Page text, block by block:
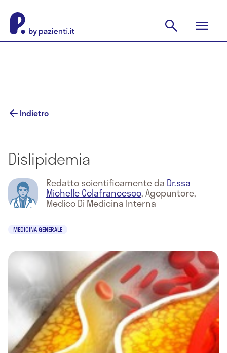
Indietro
Dislipidemia
Redatto scientificamente da Dr.ssa
Michelle Colafrancesco,Agopuntore,
Medico Di Medicina Interna
MEDICINA GENERALE